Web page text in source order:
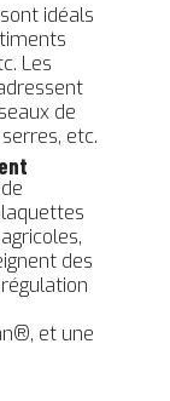
idéals
Les
de
etc.
des
et une